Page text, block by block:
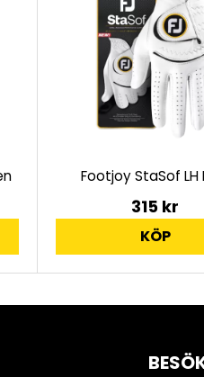
Footjoy StaSof LH
315 kr
KÖP